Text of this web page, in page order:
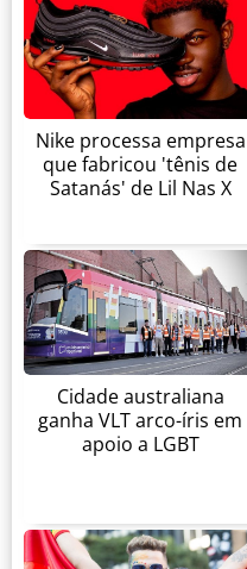
Nike processa empresa
que fabricou 'tênis de
Satanás' de Lil Nas X
Cidade australiana
ganha VLT arco-íris em
apoio a LGBT